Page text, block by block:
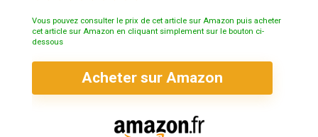
Vous pouvez consulter le prix de cet article sur Amazon puis acheter
cet article sur Amazon en cliquant simplement sur le bouton ci-
dessous
Acheter sur Amazon